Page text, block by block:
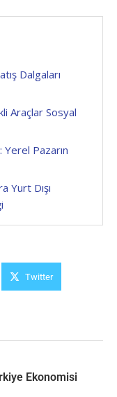
Dalgaları
Araçlar Sosyal
Yerel Pazarın
Yurt Dışı
Twitter
Ekonomisi